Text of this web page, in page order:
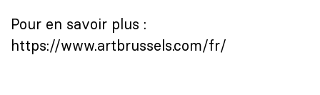
Pour en savoir plus :
https://www.artbrussels.com/fr/